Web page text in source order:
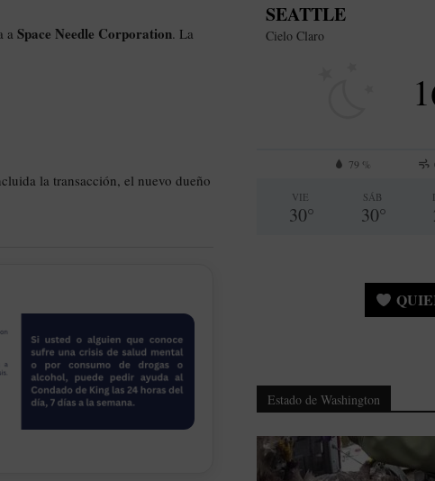
a Space Needle Corporation. La
la transacción, el nuevo dueño
SEATTLE
Cielo Claro
79 %
VIE
30°
SÁB
30°
Estado de Washington